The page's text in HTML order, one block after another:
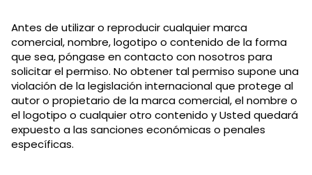
Antes de utilizar o reproducir cualquier marca
comercial, nombre, logotipo o contenido de la forma
que sea, póngase en contacto con nosotros para
solicitar el permiso. No obtener tal permiso supone una
violación de la legislación internacional que protege al
autor o propietario de la marca comercial, el nombre o
el logotipo o cualquier otro contenido y Usted quedará
expuesto a las sanciones económicas o penales
específicas.